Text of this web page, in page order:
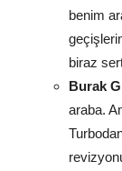
benim
biraz
Burak
araba.